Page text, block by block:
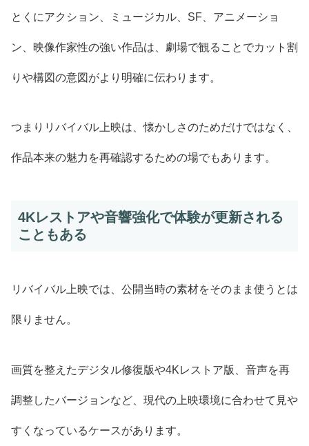
とくにアクション、ミュージカル、SF、アニメーショ
ン、映像作家性の強い作品は、劇場で観ることでカット割
りや構図の意図がより明確に伝わります。
つまりリバイバル上映は、懐かしさのためだけではなく、
作品本来の魅力を再確認するための場でもあります。
4Kレストアや音響強化で体験が更新される
こともある
リバイバル上映では、公開当時の素材をそのまま使うとは
限りません。
画質を整えたデジタル修復版や4Kレストア版、音声を再
調整したバージョンなど、現代の上映環境に合わせて見や
すくなっているケースがあります。